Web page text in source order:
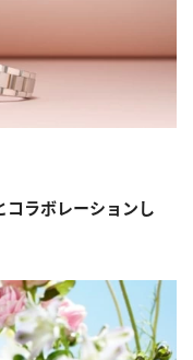
ラボレーションし